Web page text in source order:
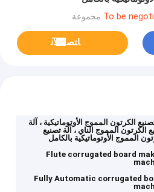
ﺎﺘﺼﻟ ﺍﻶﻧ
الكرتون المموج الأوتوماتيكية ، آلة
الكرتون المموج الناي ، آلة تصنيع
المموج الأوتوماتيكية بالكامل
Flute corrugated board
Fully Automatic corrugated